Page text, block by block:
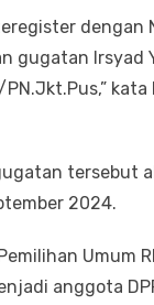
dengan
gugatan Irsyad
kata
tersebut
2024.
Umum
anggota